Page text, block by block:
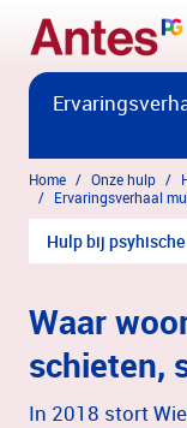
Overslaan en naar
Home Onze hulp
Hulp bij
Waar
schieten,
In 2018 stort